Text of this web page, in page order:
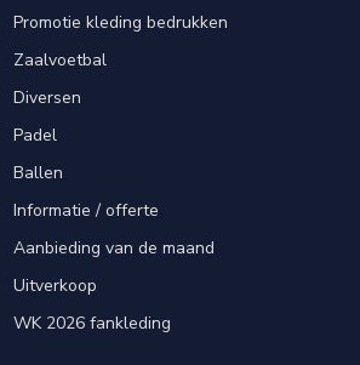
Promotie kleding bedrukken
Zaalvoetbal
Diversen
Padel
Ballen
Informatie / offerte
Aanbieding van de maand
Uitverkoop
WK 2026 fankleding